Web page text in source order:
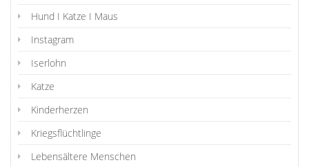
Hund I Katze I Maus
Instagram
Iserlohn
Katze
Kinderherzen
Kriegsflüchtlinge
Lebensältere Menschen